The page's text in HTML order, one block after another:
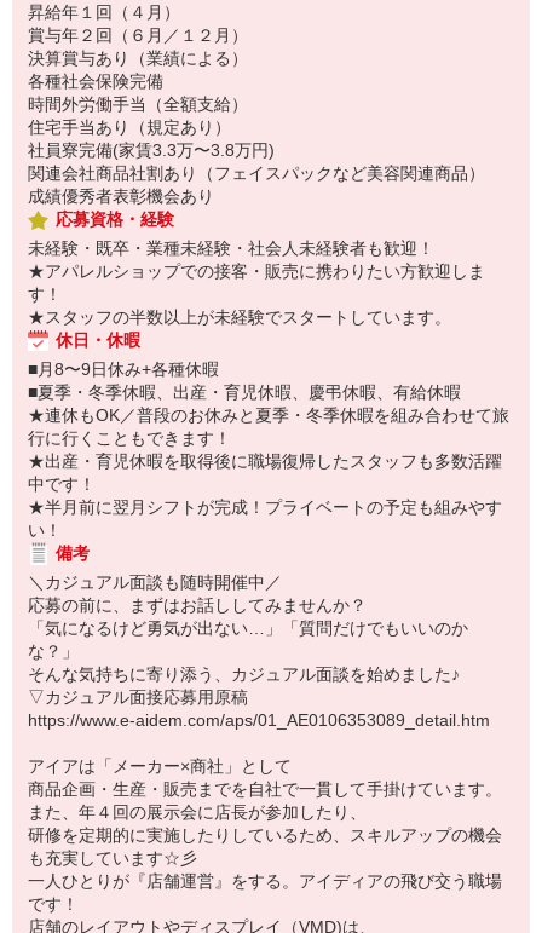
昇給年１回（４月）
賞与年２回（６月／１２月）
決算賞与あり（業績による）
各種社会保険完備
時間外労働手当（全額支給）
住宅手当あり（規定あり）
社員寮完備(家賃3.3万〜3.8万円)
関連会社商品社割あり（フェイスパックなど美容関連商品）
成績優秀者表彰機会あり
応募資格・経験
未経験・既卒・業種未経験・社会人未経験者も歓迎！
★アパレルショップでの接客・販売に携わりたい方歓迎しま
す！
★スタッフの半数以上が未経験でスタートしています。
休日・休暇
■月8〜9日休み+各種休暇
■夏季・冬季休暇、出産・育児休暇、慶弔休暇、有給休暇
★連休もOK／普段のお休みと夏季・冬季休暇を組み合わせて旅
行に行くこともできます！
★出産・育児休暇を取得後に職場復帰したスタッフも多数活躍
中です！
★半月前に翌月シフトが完成！プライベートの予定も組みやす
い！
備考
＼カジュアル面談も随時開催中／
応募の前に、まずはお話ししてみませんか？
「気になるけど勇気が出ない…」「質問だけでもいいのか
な？」
そんな気持ちに寄り添う、カジュアル面談を始めました♪
▽カジュアル面接応募用原稿
https://www.e-aidem.com/aps/01_AE0106353089_detail.htm
アイアは「メーカー×商社」として
商品企画・生産・販売までを自社で一貫して手掛けています。
また、年４回の展示会に店長が参加したり、
研修を定期的に実施したりしているため、スキルアップの機会
も充実しています☆彡
一人ひとりが『店舗運営』をする。アイディアの飛び交う職場
です！
店舗のレイアウトやディスプレイ（VMD)は、